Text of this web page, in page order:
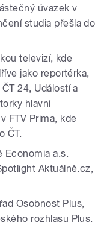
úvazek v
studia přešla do
televizí, kde
jako reportérka,
24, Událostí a
hlavní
FTV Prima, kde
ČT.
Economia a.s.
Aktuálně.cz,
Osobnost Plus,
rozhlasu Plus.